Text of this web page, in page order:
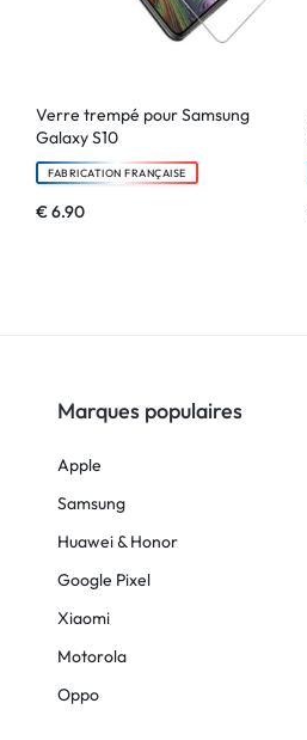
Verre trempé pour Samsung
Galaxy S10
FABRICATION FRANÇAISE
€6.90
Marques populaires
Apple
Samsung
Huawei & Honor
Google Pixel
Xiaomi
Motorola
Oppo